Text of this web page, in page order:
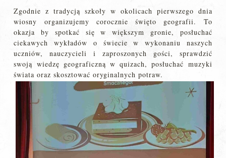
Zgodnie z tradycją szkoły w okolicach pierwszego dnia
wiosny organizujemy corocznie święto geografii. To
okazja by spotkać się w większym gronie, posłuchać
ciekawych wykładów o świecie w wykonaniu naszych
uczniów, nauczycieli i zaproszonych gości, sprawdzić
swoją wiedzę geograficzną w quizach, posłuchać muzyki
świata oraz skosztować oryginalnych potraw.